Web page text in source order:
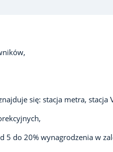
się: stacja metra, stacja
5 do 20% wynagrodzenia w